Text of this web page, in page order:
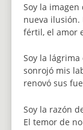
Soy la
nueva
fértil, el amor
Soy la lágrima
sonrojó mis
renovó sus
Soy la razón
El temor de